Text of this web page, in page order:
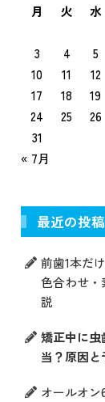
月
火 水
3
4 5
10
11 12
17
18 19
24
25 26
31
« 7月
最近の投稿
前歯1本だ
色合わせ
説
矯正中に
当？原因
オールオ